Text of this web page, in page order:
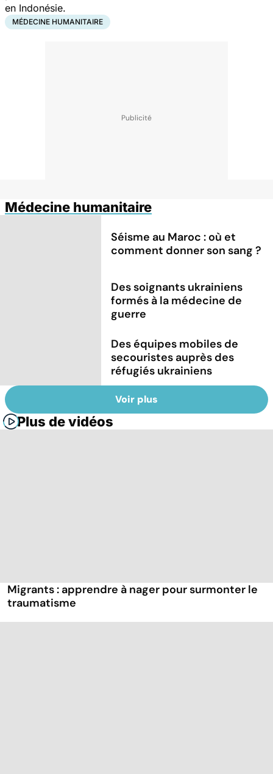
en Indonésie.
MÉDECINE HUMANITAIRE
Médecine humanitaire
Séisme au Maroc : où et
comment donner son sang ?
Des soignants ukrainiens
formés à la médecine de
guerre
Des équipes mobiles de
secouristes auprès des
réfugiés ukrainiens
Voir plus
Plus de vidéos
Migrants : apprendre à nager pour surmonter le
traumatisme